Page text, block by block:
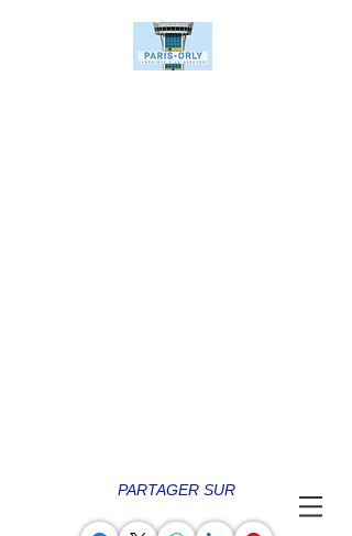
PARTAGER SUR